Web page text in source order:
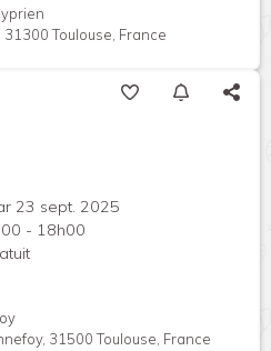
Toulouse, France
23 sept. 2025
- 18h00
31500 Toulouse, France